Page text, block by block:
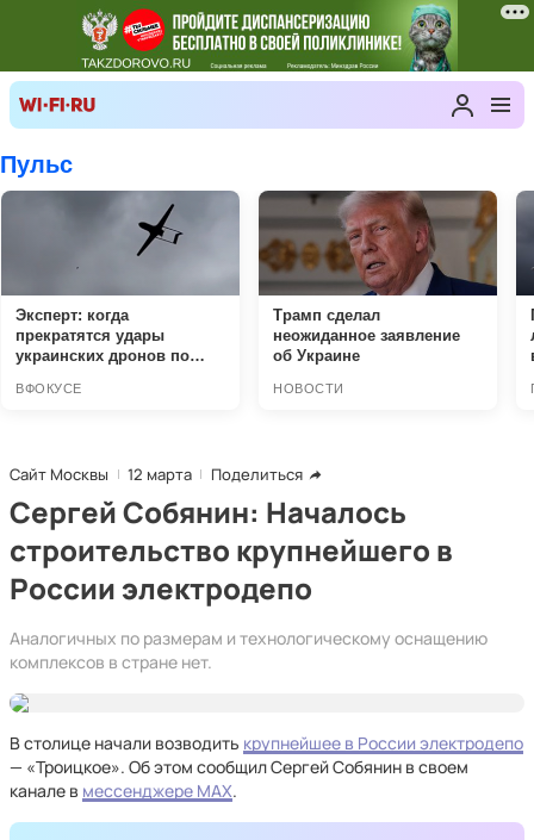
Сайт Москвы 12 марта Поделиться
Сергей Собянин: Началось
строительство крупнейшего в
России электродепо
Аналогичных по размерам и технологическому оснащению
комплексов в стране нет.
В столице начали возводить крупнейшее в России электродепо
— «Троицкое». Об этом сообщил Сергей Собянин в своем
канале в мессенджере МАХ.